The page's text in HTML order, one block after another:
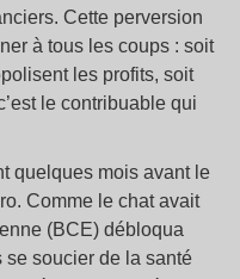
Cette perversion
à tous les coups : soit
les profits, soit
le contribuable qui
quelques mois avant le
Comme le chat avait
(BCE) débloqua
se soucier de la santé